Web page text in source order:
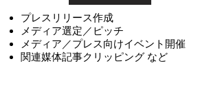
プレスリリース作成
メディア選定／ピッチ
メディア／プレス向けイベント開催
関連媒体記事クリッピング など